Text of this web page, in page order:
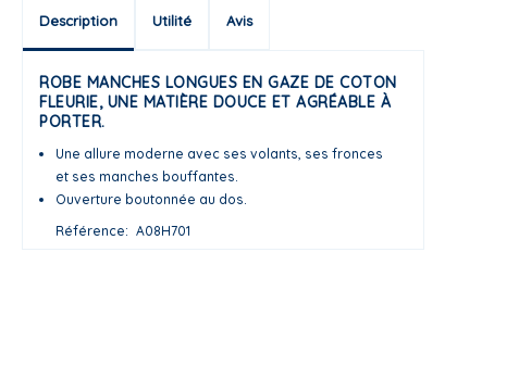
Description Utilité Avis
ROBE MANCHES LONGUES EN GAZE DE COTON
FLEURIE, UNE MATIÈRE DOUCE ET AGRÉABLE À
PORTER.
Une allure moderne avec ses volants, ses fronces
et ses manches bouffantes.
Ouverture boutonnée au dos.
Référence
A08H701